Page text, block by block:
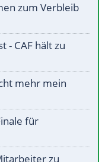
zum Verbleib
- CAF hält zu
mehr mein
für
zu